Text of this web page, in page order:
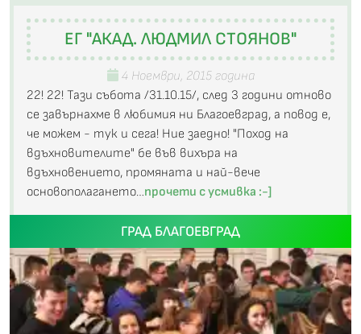
ЕГ "АКАД. ЛЮДМИЛ СТОЯНОВ"
4 Ноември, 2015 година
22! 22! Тази събота /31.10.15/, след 3 години отново
се завърнахме в любимия ни Благоевград, а повод е,
че можем - тук и сега! Ние заедно! "Поход на
вдъхновителите" бе във вихъра на
вдъхновението, промяната и най-вече
основополагането…прочети с усмивка :-]
ГРАД БЛАГОЕВГРАД